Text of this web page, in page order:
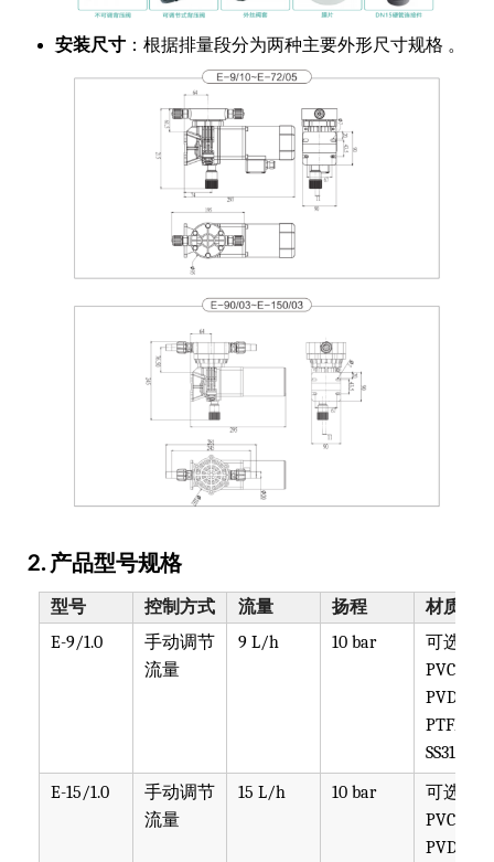
安装尺寸 ：根据排量段分为两种主要外形尺寸规格 。
2. 产品型号规格
型号 控制方式 流量 扬程
材质
E-9/1.0
手动调节
流量
9 L/h 10 bar
可选
PVC,
PVDF,
PTFE,
SS316
E-15/1.0
手动调节
流量
15 L/h 10 bar
可选
PVC,
PVDF,